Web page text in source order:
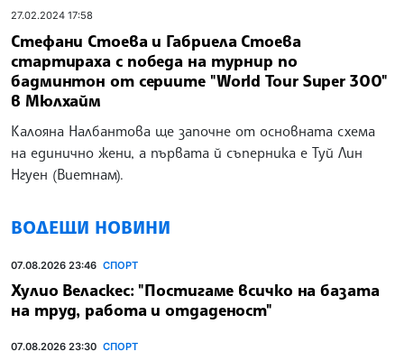
27.02.2024 17:58
Стефани Стоева и Габриела Стоева
стартираха с победа на турнир по
бадминтон от сериите "World Tour Super 300"
в Мюлхайм
Калояна Налбантова ще започне от основната схема
на единично жени, а първата й съперника е Туй Лин
Нгуен (Виетнам).
ВОДЕЩИ НОВИНИ
07.08.2026 23:46 СПОРТ
Хулио Веласкес: "Постигаме всичко на базата
на труд, работа и отдаденост"
07.08.2026 23:30 СПОРТ